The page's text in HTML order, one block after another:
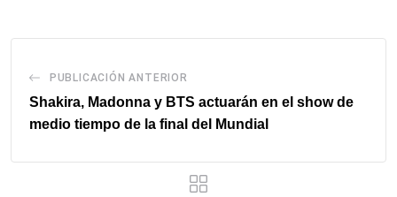
PUBLICACIÓN ANTERIOR
Shakira, Madonna y BTS actuarán en el show de
medio tiempo de la final del Mundial